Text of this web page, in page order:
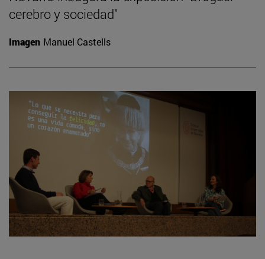
cerebro y sociedad"
Imagen Manuel Castells